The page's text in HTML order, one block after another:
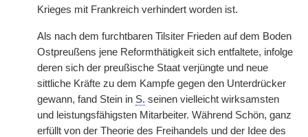
Krieges mit Frankreich verhindert worden ist.
Als nach dem furchtbaren Tilsiter Frieden auf dem Boden
Ostpreußens jene Reformthätigkeit sich entfaltete, infolge
deren sich der preußische Staat verjüngte und neue
sittliche Kräfte zu dem Kampfe gegen den Unterdrücker
gewann, fand Stein in S. seinen vielleicht wirksamsten
und leistungsfähigsten Mitarbeiter. Während Schön, ganz
erfüllt von der Theorie des Freihandels und der Idee des